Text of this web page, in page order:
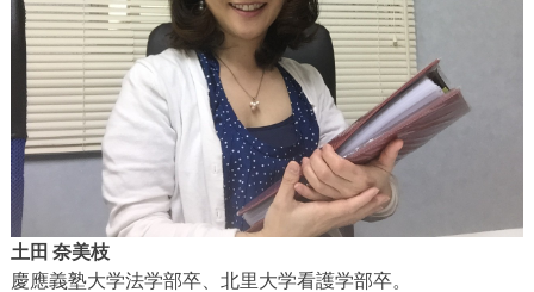
土田 奈美枝
慶應義塾大学法学部卒、北里大学看護学部卒。